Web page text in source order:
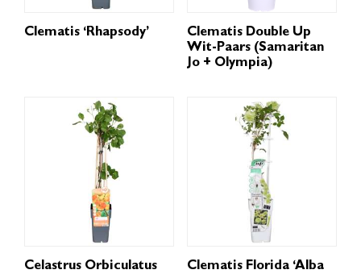
Clematis ‘Rhapsody’
Clematis Double Up
Wit-Paars (Samaritan
Jo + Olympia)
Celastrus Orbiculatus
Clematis Florida ‘Alba